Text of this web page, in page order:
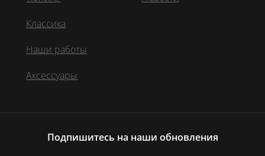
Классика
Наши работы
Аксессуары
Подпишитесь на наши обновления